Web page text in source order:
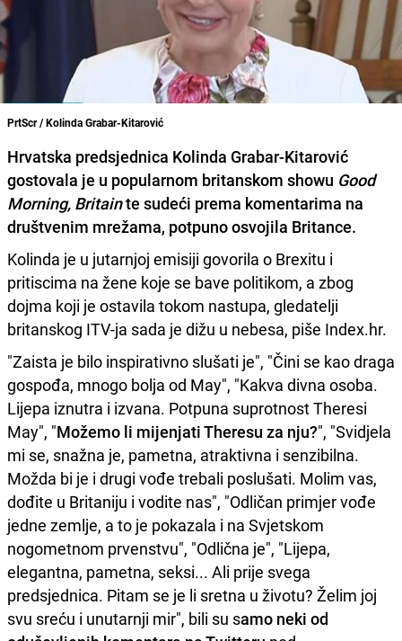
PrtScr / Kolinda Grabar-Kitarović
Hrvatska predsjednica Kolinda Grabar-Kitarović
gostovala je u popularnom britanskom showu Good
Morning, Britainte sudeći prema komentarima na
društvenim mrežama, potpuno osvojila Britance.
Kolinda je u jutarnjoj emisiji govorila o Brexitu i
pritiscima na žene koje se bave politikom, a zbog
dojma koji je ostavila tokom nastupa, gledatelji
britanskog ITV-ja sada je dižu u nebesa, piše Index.hr.
"Zaista je bilo inspirativno slušati je", "Čini se kao draga
gospođa, mnogo bolja od May", "Kakva divna osoba.
Lijepa iznutra i izvana. Potpuna suprotnost Theresi
May", "Možemo li mijenjati Theresu za nju?", "Svidjela
mi se, snažna je, pametna, atraktivna i senzibilna.
Možda bi je i drugi vođe trebali poslušati. Molim vas,
dođite u Britaniju i vodite nas", "Odličan primjer vođe
jedne zemlje, a to je pokazala i na Svjetskom
nogometnom prvenstvu", "Odlična je", "Lijepa,
elegantna, pametna, seksi... Ali prije svega
predsjednica. Pitam se je li sretna u životu? Želim joj
svu sreću i unutarnji mir", bili su samo neki od